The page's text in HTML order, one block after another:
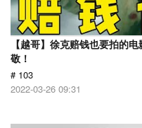
【越哥】徐克赔钱也要拍的
敬！
# 103
2022-03-26 09:31